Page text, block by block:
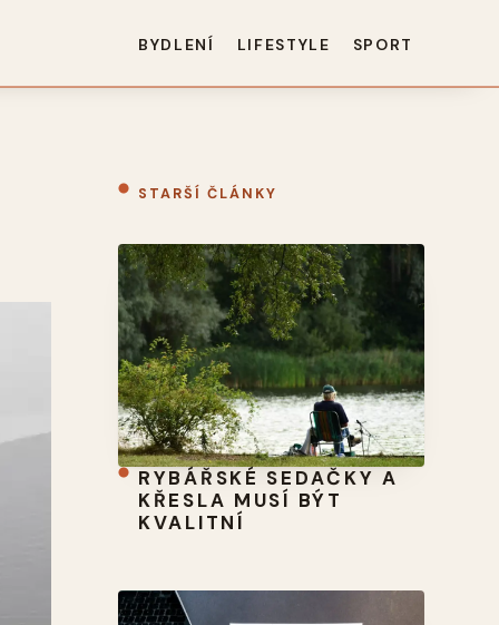
BYDLENÍ LIFESTYLE SPORT
STARŠÍ ČLÁNKY
RYBÁŘSKÉ SEDAČKY A
KŘESLA MUSÍ BÝT
KVALITNÍ